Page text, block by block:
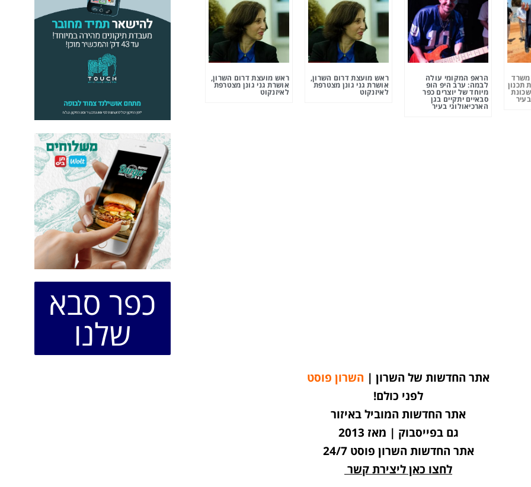
תכנון
הראפ המקומי עולה
לבמה: ערב היפ הופ
מיוחד של יוצרים כפר
סבאיים יתקיים בגן
הארכיאולוגי בעיר
ראש מועצת דרום השרון,
אושרת גני גונן מצטרפת
לאיזנקוט
ראש מועצת דרום השרון,
אושרת גני גונן מצטרפת
לאיזנקוט
כפר סבא
שלנו
אתר החדשות של השרון | השרון פוסט
לפני כולם!
אתר החדשות המוביל באיזור
גם בפייסבוק | מאז 2013
אתר החדשות השרון פוסט 24/7
לחצו כאן ליצירת קשר